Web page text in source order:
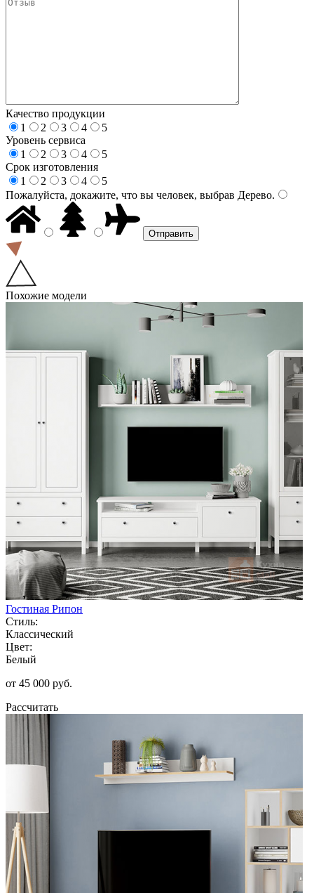
Качество продукции
1
2 3 4
5
Уровень сервиса
1
2 3 4
5
Срок изготовления
1
2 3 4
5
Пожалуйста, докажите, что вы человек, выбрав Дерево.
Похожие модели
Гостиная Рипон
Стиль:
Классический
Цвет:
Белый
от 45 000 руб.
Рассчитать